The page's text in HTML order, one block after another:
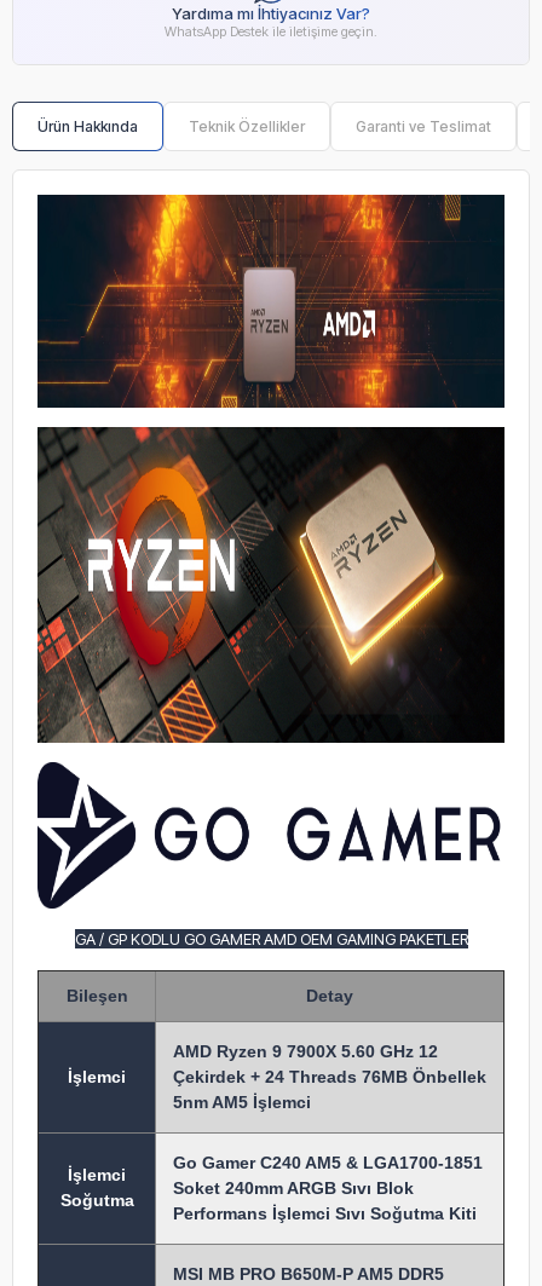
Yardıma mı İhtiyacınız Var?
WhatsApp Destek ile iletişime geçin.
Ürün Hakkında Teknik Özellikler Garanti ve Teslimat
GA / GP KODLU GO GAMER AMD OEM GAMING PAKETLER
Bileşen Detay
İşlemci
AMD Ryzen 9 7900X 5.60 GHz 12
Çekirdek + 24 Threads 76MB Önbellek
5nm AM5 İşlemci
İşlemci
Soğutma
Go Gamer C240 AM5 & LGA1700-1851
Soket 240mm ARGB Sıvı Blok
Performans İşlemci Sıvı Soğutma Kiti
MSI MB PRO B650M-P AM5 DDR5